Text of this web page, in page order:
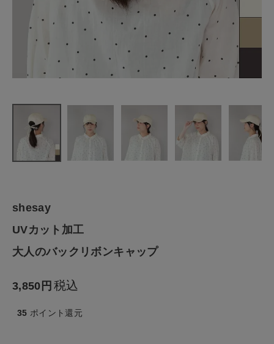
大人のバッ
CATEGORY
ナチュラル服
生活雑貨
食品
ギフト
shesay
UVカット加工
大人のバックリボンキャップ
3,850 税込
35 ポイント還元